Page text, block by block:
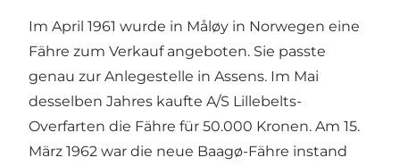
Im April 1961 wurde in Måløy in Norwegen eine
Fähre zum Verkauf angeboten. Sie passte
genau zur Anlegestelle in Assens. Im Mai
desselben Jahres kaufte A/S Lillebelts-
Overfarten die Fähre für 50.000 Kronen. Am 15.
März 1962 war die neue Baagø-Fähre instand